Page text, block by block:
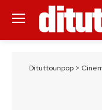
Dituttounpop >